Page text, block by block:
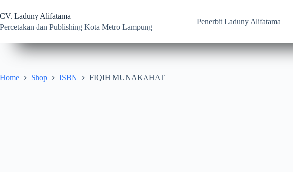
to
content
CV. Laduny Alifatama
Percetakan dan Publishing Kota Metro Lampung
Penerbit Laduny Alifatama
Home Shop ISBN FIQIH MUNAKAHAT